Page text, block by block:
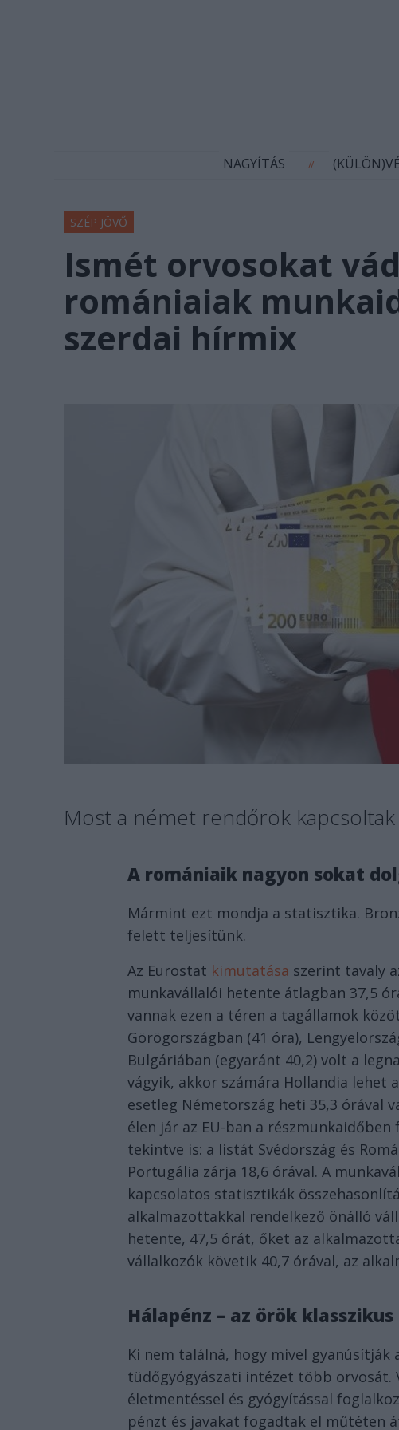
NAGYÍTÁS //
SZÉP JÖVŐ
Ismét orvosokat
romániaiak
szerdai hírmix
Most a német rendőrök
A romániaik nagyon sokat
Mármint ezt mondja a statisztika.
felett teljesítünk.
Az Eurostat kimutatása szerint tavaly
munkavállalói hetente átlagban 37,5
vannak ezen a téren a tagállamok
Görögországban (41 óra),
Bulgáriában (egyaránt 40,2) volt a
vágyik, akkor számára Hollandia lehet
esetleg Németország heti 35,3 órával
élen jár az EU-ban a
tekintve is: a listát Svédország és
Portugália zárja 18,6 órával. A
kapcsolatos statisztikák
alkalmazottakkal rendelkező önálló
hetente, 47,5 órát, őket az
vállalkozók követik 40,7 órával, az
Hálapénz – az örök klasszikus
Ki nem találná, hogy mivel gyanúsítják
tüdőgyógyászati intézet több orvosát.
életmentéssel és gyógyítással
pénzt és javakat fogadtak el műtéten